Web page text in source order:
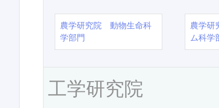
農学研究院 動物生命科
学部門
農学
ム科学
工学研究院